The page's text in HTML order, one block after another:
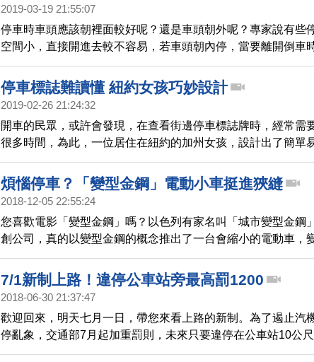
2019-03-19 21:55:07
停車時車頭應該朝裡面較好呢？還是車頭朝外呢？專家說有些
空間小，直接開進去較不容易，若車頭朝內停，當要離開倒車
也較危險。
停車標誌難讀懂 紐約女孩巧妙設計
2019-02-26 21:24:32
開車的民眾，或許會發現，在查看街邊停車標誌牌時，經常需
很多時間，為此，一位居住在紐約的加州女孩，設計出了簡單
停車標誌牌，一起去看看。
煩惱停車？「變型金鋼」電動小車挺進狹縫
2018-12-05 22:55:24
您喜歡電影「變型金鋼」嗎？以色列有家名叫「城市變型金鋼
創公司，真的以變型金鋼的概念推出了一台會縮小的電動車，
後，車子寬度猶如摩托車一樣，可以停進汽車與汽車之間的狹
民眾解決在擁擠都市中停車的困擾。
7/1新制上路！違停公車站旁最高罰1200
2018-06-30 21:37:47
歡迎回來，明天七月一日，帶您來看上路的新制。為了遏止汽
停亂象，交通部7月起加重罰則，未來只要違停在公車站10公尺
機車罰900元到1200元，汽車一律罰1200元，就是希望能遏制